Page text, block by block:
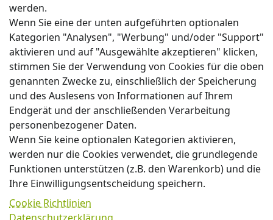
werden.
Wenn Sie eine der unten aufgeführten optionalen
Kategorien "Analysen", "Werbung" und/oder "Support"
aktivieren und auf "Ausgewählte akzeptieren" klicken,
stimmen Sie der Verwendung von Cookies für die oben
genannten Zwecke zu, einschließlich der Speicherung
und des Auslesens von Informationen auf Ihrem
Endgerät und der anschließenden Verarbeitung
personenbezogener Daten.
Wenn Sie keine optionalen Kategorien aktivieren,
werden nur die Cookies verwendet, die grundlegende
Funktionen unterstützen (z.B. den Warenkorb) und die
Ihre Einwilligungsentscheidung speichern.
Cookie Richtlinien